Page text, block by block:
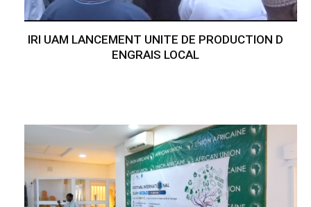
IRI UAM LANCEMENT UNITE DE PRODUCTION D
ENGRAIS LOCAL